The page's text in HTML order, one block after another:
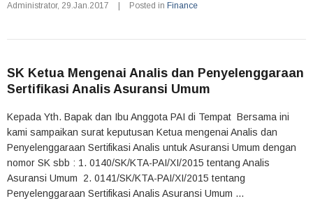
Administrator, 29.Jan.2017 Posted in Finance
SK Ketua Mengenai Analis dan Penyelenggaraan
Sertifikasi Analis Asuransi Umum
Kepada Yth. Bapak dan Ibu Anggota PAI di Tempat Bersama ini
kami sampaikan surat keputusan Ketua mengenai Analis dan
Penyelenggaraan Sertifikasi Analis untuk Asuransi Umum dengan
nomor SK sbb : 1. 0140/SK/KTA-PAI/XI/2015 tentang Analis
Asuransi Umum 2. 0141/SK/KTA-PAI/XI/2015 tentang
Penyelenggaraan Sertifikasi Analis Asuransi Umum ...